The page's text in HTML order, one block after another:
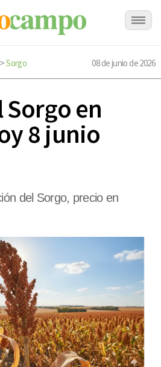
>Sorgo 08 de junio de 2026
en
8 junio
del Sorgo, precio en